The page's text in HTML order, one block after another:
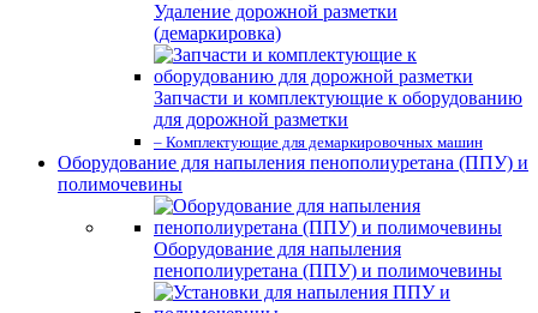
Удаление дорожной разметки
(демаркировка)
Запчасти и комплектующие к оборудованию
для дорожной разметки
– Комплектующие для демаркировочных машин
Оборудование для напыления пенополиуретана (ППУ) и
полимочевины
Оборудование для напыления
пенополиуретана (ППУ) и полимочевины